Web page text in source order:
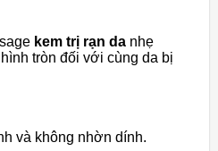
kem trị rạn da nhẹ
tròn đối với cùng da bị
và không nhờn dính.